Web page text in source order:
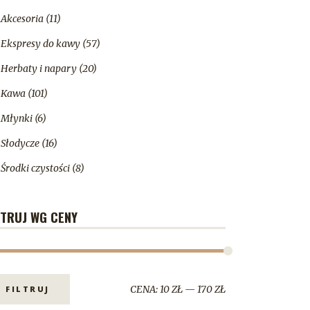
Akcesoria (11)
Ekspresy do kawy (57)
Herbaty i napary (20)
Kawa (101)
Młynki (6)
Słodycze (16)
Środki czystości (8)
WG CENY
FILTRUJ CENA:10 ZŁ— 170 ZŁ